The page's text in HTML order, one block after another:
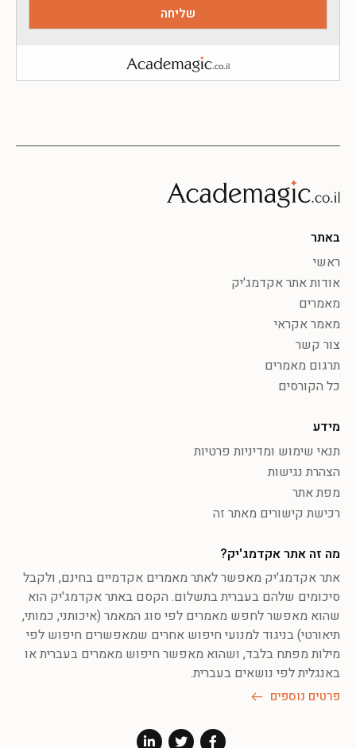
באתר
ראשי
אודות אתר אקדמג'יק
מאמרים
מאמר אקראי
צור קשר
תרגום מאמרים
כל הקורסים
מידע
תנאי שימוש ומדיניות פרטיות
הצהרת נגישות
מפת אתר
רכישת קישורים מאתר זה
מה זה אתר אקדמג'יק?
אתר אקדמג'יק מאפשר לאתר מאמרים אקדמיים בחינם, ולקבל
סיכומים שלהם בעברית בתשלום. הקסם באתר אקדמג'יק הוא
שהוא מאפשר לחפש מאמרים לפי סוג המאמר (איכותני, כמותי,
תיאורטי) בניגוד למנועי חיפוש אחרים שמאפשרים חיפוש לפי
מילות מפתח בלבד, ושהוא מאפשר חיפוש מאמרים בעברית או
באנגלית לפי נושאים בעברית.
פרטים נוספים